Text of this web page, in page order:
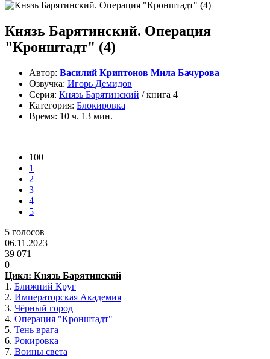
Князь Барятинский. Операция
"Кронштадт" (4)
Автор: Василий Криптонов Мила Бачурова
Озвучка: Игорь Демидов
Серия: Князь Барятинский / книга 4
Категория: Блокировка
Время: 10 ч. 13 мин.
100
1
2
3
4
5
5 голосов
06.11.2023
39 071
0
Цикл: Князь Барятинский
1. Ближний Круг
2. Императорская Академия
3. Чёрный город
4. Операция "Кронштадт"
5. Тень врага
6. Рокировка
7. Воины света